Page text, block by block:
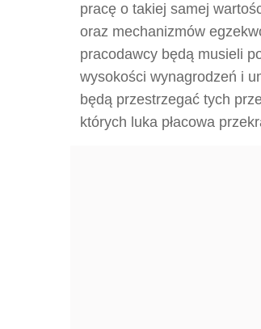
pracę o takiej samej
oraz mechanizmów
pracodawcy będą musieli
wysokości wynagrodzeń i
będą przestrzegać tych
których luka płacowa